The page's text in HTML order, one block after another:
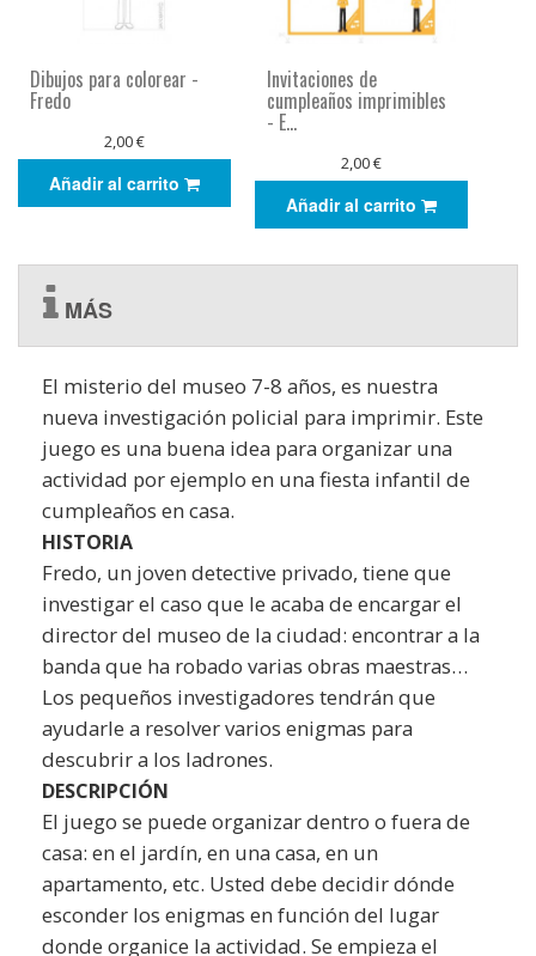
Dibujos para colorear -
Fredo
2,00 €
Añadir al carrito
Invitaciones de
cumpleaños imprimibles
- E...
2,00 €
Añadir al carrito
MÁS
El misterio del museo 7-8 años, es nuestra
nueva investigación policial para imprimir. Este
juego es una buena idea para organizar una
actividad por ejemplo en una fiesta infantil de
cumpleaños en casa.
HISTORIA
Fredo, un joven detective privado, tiene que
investigar el caso que le acaba de encargar el
director del museo de la ciudad: encontrar a la
banda que ha robado varias obras maestras…
Los pequeños investigadores tendrán que
ayudarle a resolver varios enigmas para
descubrir a los ladrones.
DESCRIPCIÓN
El juego se puede organizar dentro o fuera de
casa: en el jardín, en una casa, en un
apartamento, etc. Usted debe decidir dónde
esconder los enigmas en función del lugar
donde organice la actividad. Se empieza el